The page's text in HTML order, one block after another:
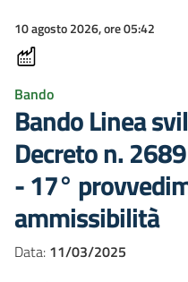
10 agosto 2026, ore 05:42
Bando
Bando Linea
Decreto n.
- 17°
ammissibilità
Data: 11/03/2025